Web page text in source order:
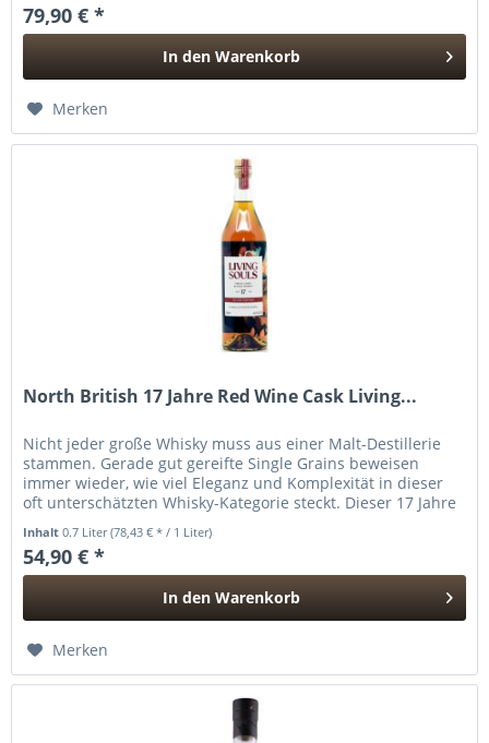
79,90 € *
In den Warenkorb
Merken
North British 17 Jahre Red Wine Cask Living...
Nicht jeder große Whisky muss aus einer Malt-Destillerie
stammen. Gerade gut gereifte Single Grains beweisen
immer wieder, wie viel Eleganz und Komplexität in dieser
oft unterschätzten Whisky-Kategorie steckt. Dieser 17 Jahre
Inhalt0.7 Liter(78,43 € * / 1 Liter)
54,90 € *
In den Warenkorb
Merken